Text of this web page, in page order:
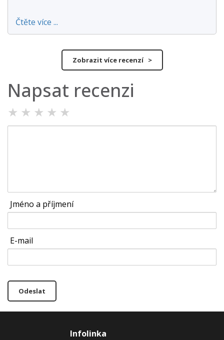
Čtěte více ...
Zobrazit více recenzí >
Napsat recenzi
★ ★ ★ ★ ★
Jméno a příjmení
E-mail
Odeslat
Infolinka